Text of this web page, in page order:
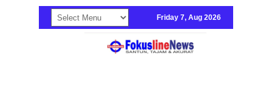
Friday 7, Aug 2026